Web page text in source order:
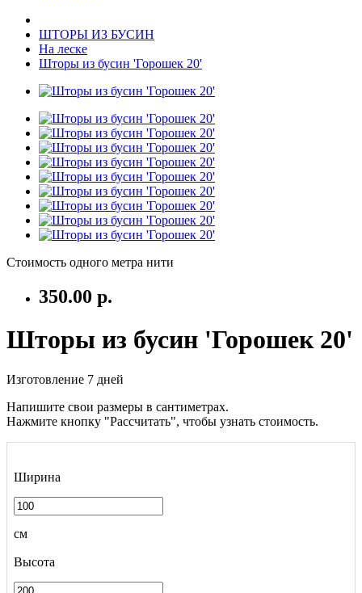
ШТОРЫ ИЗ БУСИН
На леске
Шторы из бусин 'Горошек 20'
Стоимость одного метра нити
350.00 р.
Шторы из бусин 'Горошек 20'
Изготовление 7 дней
Напишите свои размеры в сантиметрах.
Нажмите кнопку "Рассчитать", чтобы узнать стоимость.
Ширина
см
Высота